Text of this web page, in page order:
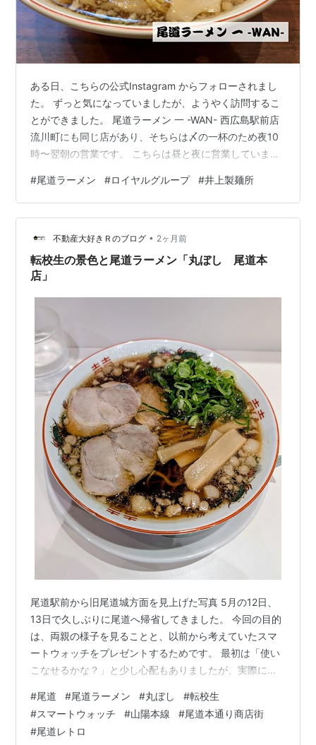
ある日、こちらの公式Instagram からフォローされまし
た。 ずっと気になっていましたが、ようやく訪問するこ
とができました。 尾道ラーメン 一 -WAN- 西広島駅前店
流川町にも同じ店があり、そちらは〆の一杯のため夜10
時〜翌朝の営業です。 こちらは昼と夜に営業していま
店巡りをしたことがあり、 尾道ラーメン 味億／いざっ！
- お茶にしよっ‼︎ 当時あった８店コンプリートしました。
その後、開店した店は開拓してないので、受けて立とう
ではないか щ(ﾟдﾟщ) メニューです。 尾道ラーメンだけ
じゃなく、一品料理にアルコールもあり〼 店内は…
#尾道ラーメン #ロイヤルグループ #井上製麺所
不動産大好きＲのブログ • 2ヶ月前
転校生の景色と尾道ラーメン「丸ぼし 尾道本
店」
尾道駅前から旧尾道城方面を見上げた写真 5月の12日、
13日で久しぶりに尾道へ帰省してきました。 今回の目的
は、両親の様子を見ることと、以前から考えていたスマ
ートウォッチをプレゼントするためです。 最初は「使い
こなせるかな？」と少し心配もありましたが、実際に腕
反応。「今日は何歩歩いた」と確認しながら楽しそうに
使っている姿を見て、とりあえず一安心でした。 年齢を
重ねると健康管理も大事になりますが、こういう“ちょっ
#尾道 #尾道ラーメン #丸ぼし #転校生
#スマートウォッチ #山陽本線 #尾道本通り商店街
#尾道レトロ